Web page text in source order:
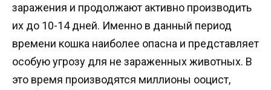
заражения и продолжают активно производить
их до 10-14 дней. Именно в данный период
времени кошка наиболее опасна и представляет
особую угрозу для не зараженных животных. В
это время производятся миллионы ооцист,